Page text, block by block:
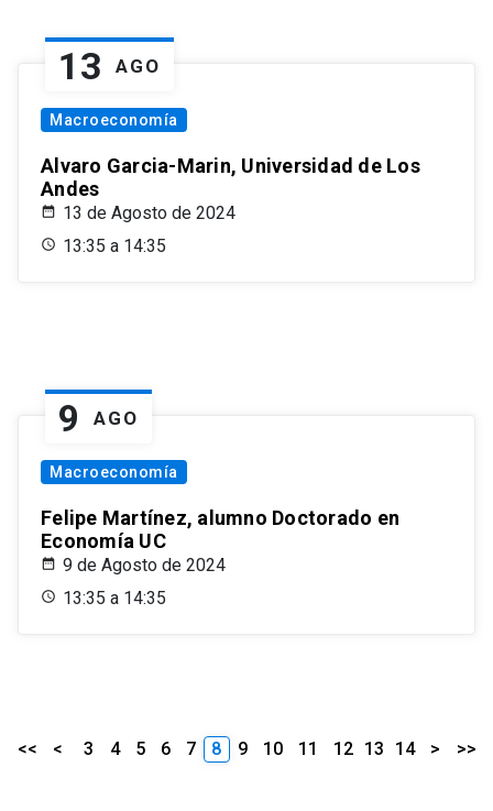
13 AGO
Macroeconomía
Alvaro Garcia-Marin, Universidad de Los
Andes
13 de Agosto de 2024
13:35 a 14:35
9 AGO
Macroeconomía
Felipe Martínez, alumno Doctorado en
Economía UC
9 de Agosto de 2024
13:35 a 14:35
<< < 3 4 5 6 7 8 9 10 11 12 13 14 > >>